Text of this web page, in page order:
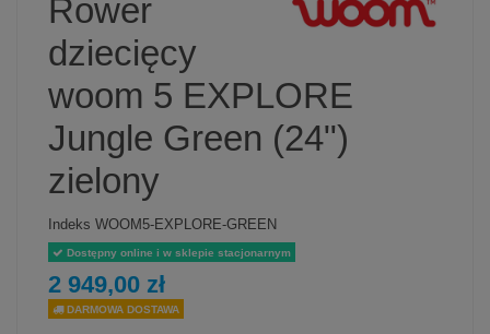
Rower
dziecięcy
woom 5 EXPLORE
Jungle Green (24")
zielony
Indeks WOOM5-EXPLORE-GREEN
Dostępny online i w sklepie stacjonarnym
2 949,00 zł
DARMOWA DOSTAWA